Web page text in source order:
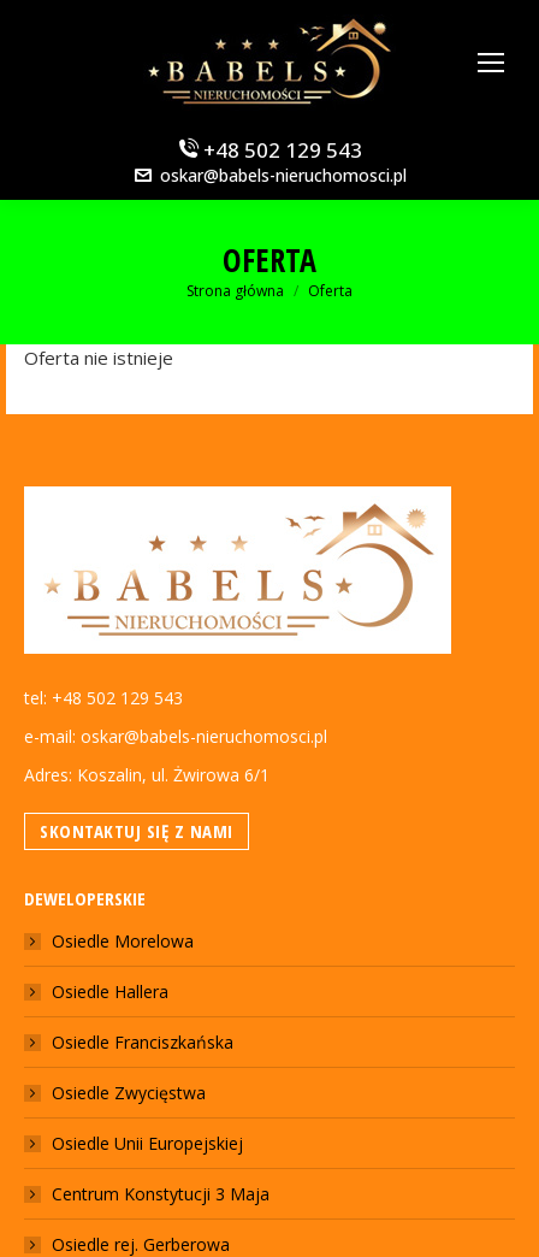
+48 502 129 543
oskar@babels-nieruchomosci.pl
OFERTA
Jesteś tutaj:
Strona główna Oferta
Oferta nie istnieje
tel: +48 502 129 543
e-mail: oskar@babels-nieruchomosci.pl
Adres: Koszalin, ul. Żwirowa 6/1
SKONTAKTUJ SIĘ Z NAMI
DEWELOPERSKIE
Osiedle Morelowa
Osiedle Hallera
Osiedle Franciszkańska
Osiedle Zwycięstwa
Osiedle Unii Europejskiej
Centrum Konstytucji 3 Maja
Osiedle rej. Gerberowa